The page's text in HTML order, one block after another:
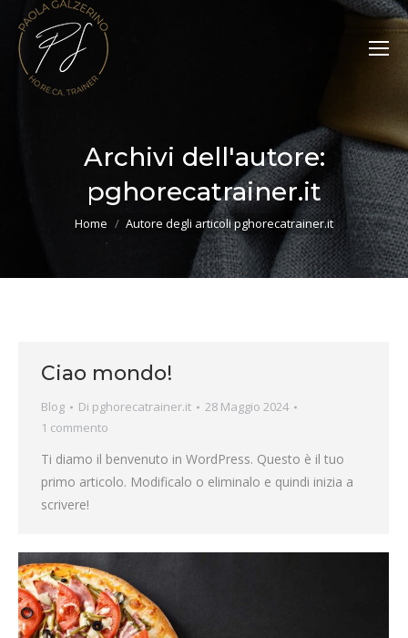
Archivi dell'autore:
pghorecatrainer.it
Tu sei qui:
Home Autore degli articoli pghorecatrainer.it
Ciao mondo!
Blog Di pghorecatrainer.it
28 Maggio 2024
1 commento
Ti diamo il benvenuto in WordPress. Questo è il tuo
primo articolo. Modificalo o eliminalo e quindi inizia a
scrivere!